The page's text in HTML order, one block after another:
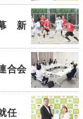
新
合会
任